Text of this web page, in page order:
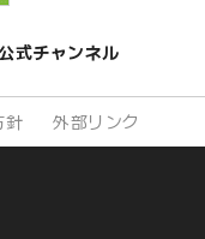
式チャンネル
針 外部リンク